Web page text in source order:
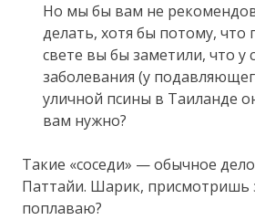
Но мы бы вам не
делать, хотя бы потому, что
свете вы бы заметили, что у
заболевания (у
уличной псины в Таиланде
вам нужно?
Такие «соседи» — обычное
Паттайи. Шарик, присмотришь
поплаваю?